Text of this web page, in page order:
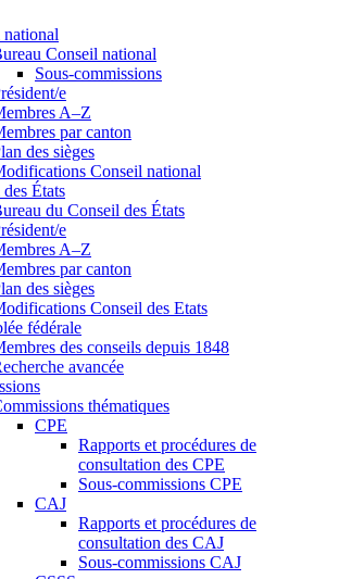
national
Conseil national
Sous-commissions
e
A–Z
par canton
des sièges
Conseil national
États
du Conseil des États
e
A–Z
par canton
des sièges
Conseil des Etats
fédérale
des conseils depuis 1848
avancée
thématiques
CPE
Rapports et procédures de
consultation des CPE
Sous-commissions CPE
CAJ
Rapports et procédures de
consultation des CAJ
Sous-commissions CAJ